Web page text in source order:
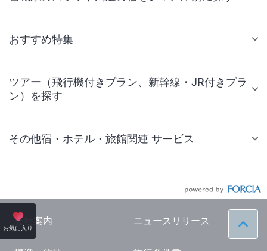
お気に入り ペー
おすすめ特集
ツアー（飛行機付きプラン、新幹線・JR付きプラ
ン）を探す
その他宿・ホテル・旅館関連 サービス
航空券付きツアー
会社案内 ニュースリリース